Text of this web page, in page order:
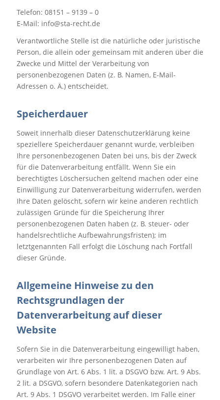
Telefon: 08151 – 9139 – 0
E-Mail: info@sta-recht.de
Verantwortliche Stelle ist die natürliche oder juristische
Person, die allein oder gemeinsam mit anderen über die
Zwecke und Mittel der Verarbeitung von
personenbezogenen Daten (z. B. Namen, E-Mail-
Adressen o. Ä.) entscheidet.
Speicherdauer
Soweit innerhalb dieser Datenschutzerklärung keine
speziellere Speicherdauer genannt wurde, verbleiben
Ihre personenbezogenen Daten bei uns, bis der Zweck
für die Datenverarbeitung entfällt. Wenn Sie ein
berechtigtes Löschersuchen geltend machen oder eine
Einwilligung zur Datenverarbeitung widerrufen, werden
Ihre Daten gelöscht, sofern wir keine anderen rechtlich
zulässigen Gründe für die Speicherung Ihrer
personenbezogenen Daten haben (z. B. steuer- oder
handelsrechtliche Aufbewahrungsfristen); im
letztgenannten Fall erfolgt die Löschung nach Fortfall
dieser Gründe.
Allgemeine Hinweise zu den
Rechtsgrundlagen der
Datenverarbeitung auf dieser
Website
Sofern Sie in die Datenverarbeitung eingewilligt haben,
verarbeiten wir Ihre personenbezogenen Daten auf
Grundlage von Art. 6 Abs. 1 lit. a DSGVO bzw. Art. 9 Abs.
2 lit. a DSGVO, sofern besondere Datenkategorien nach
Art. 9 Abs. 1 DSGVO verarbeitet werden. Im Falle einer